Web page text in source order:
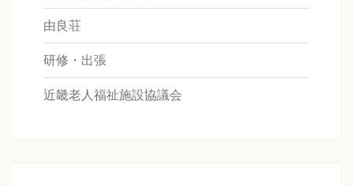
由良荘
研修・出張
近畿老人福祉施設協議会